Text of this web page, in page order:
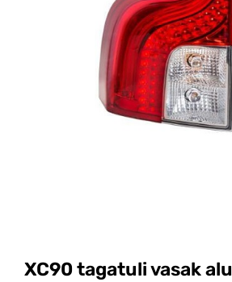
XC90 tagatuli vasak